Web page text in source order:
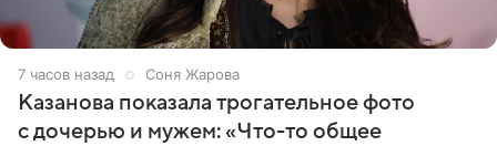
7 часов назад Соня Жарова
Казанова показала трогательное фото
с дочерью и мужем: «Что-то общее